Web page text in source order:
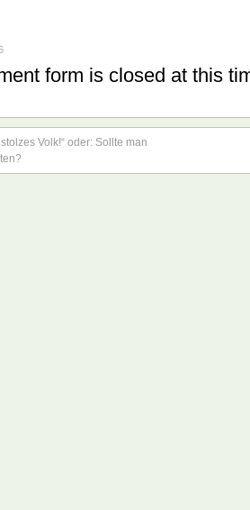
form is closed at this
Volk!“ oder: Sollte man